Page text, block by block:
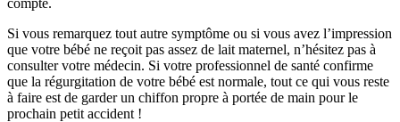
Si vous remarquez tout autre symptôme ou si vous avez l’impression
que votre bébé ne reçoit pas assez de lait maternel, n’hésitez pas à
consulter votre médecin. Si votre professionnel de santé confirme
que la régurgitation de votre bébé est normale, tout ce qui vous reste
à faire est de garder un chiffon propre à portée de main pour le
prochain petit accident !